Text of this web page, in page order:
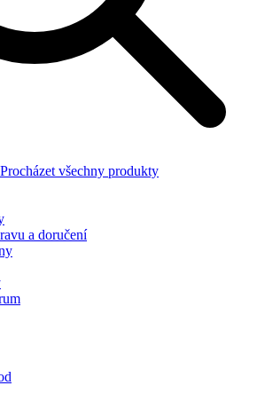
Procházet všechny produkty
a doručení